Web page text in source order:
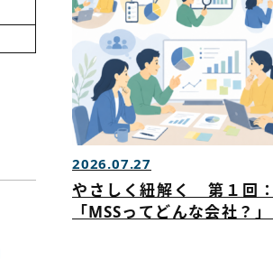
2026.07.27
やさしく紐解く 第１回：
「MSSってどんな会社？